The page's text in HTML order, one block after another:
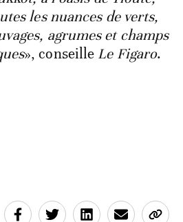
les nuances de verts,
agrumes et champs
», conseille Le Figaro.